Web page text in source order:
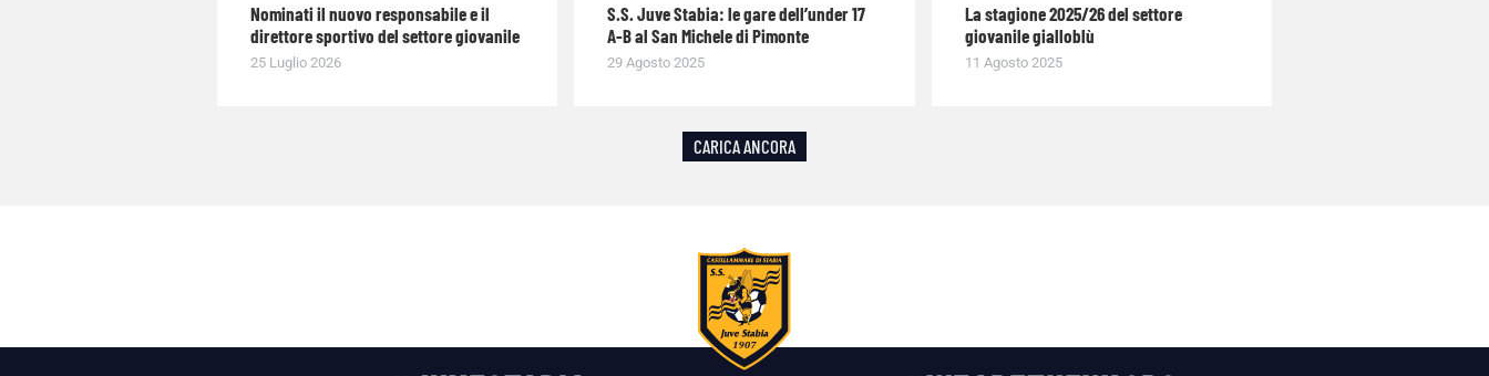
Nominati il nuovo responsabile e il
direttore sportivo del settore giovanile
25 Luglio 2026
S.S. Juve Stabia: le gare dell’under 17
A-B al San Michele di Pimonte
29 Agosto 2025
La stagione 2025/26 del settore
giovanile gialloblù
11 Agosto 2025
CARICA ANCORA